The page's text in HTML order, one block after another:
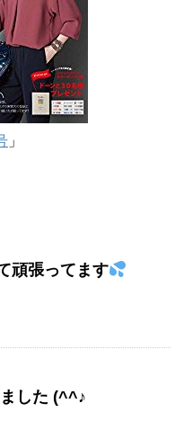
」
頑張ってます
した (^^♪